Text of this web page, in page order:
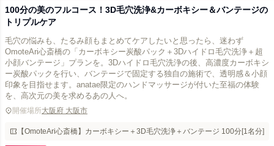
100分の美のフルコース！3D毛穴洗浄&カーボキシー＆バンテージの
トリプルケア
毛穴の悩みも、たるみ顔もまとめてケアしたいと思ったら、迷わず
OmoteAri心斎橋の「カーボキシー炭酸パック＋3Dハイドロ毛穴洗浄＋超
小顔バンテージ」プランを。3Dハイドロ毛穴洗浄の後、高濃度カーボキシ
ー炭酸パックを行い、バンテージで固定する独自の施術で、透明感＆小顔
印象を目指せます。anatae限定のハンドマッサージが付いた至福の体験
を、高次元の美を求めるあの人へ。
開催場所大阪府 大阪市
【OmoteAri心斎橋】カーボキシー＋3D毛穴洗浄＋バンテージ 100分[1名分]